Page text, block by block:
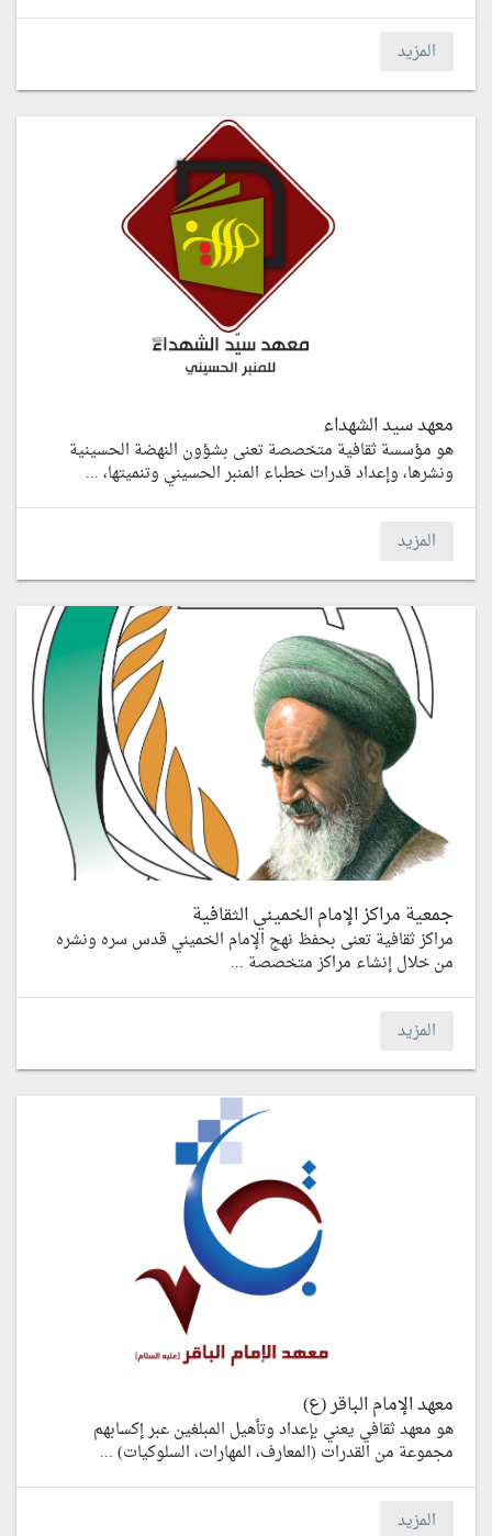
المزيد
معهد سيد الشهداء
هو مؤسسة ثقافية متخصصة تعنى بشؤون النهضة الحسينية
ونشرها، وإعداد قدرات خطباء المنبر الحسيني وتنميتها، ...
المزيد
جمعية مراكز الإمام الخميني الثقافية
مراكز ثقافية تعنى بحفظ نهج الإمام الخميني قدس سره ونشره
من خلال إنشاء مراكز متخصصة ...
المزيد
معهد الإمام الباقر (ع)
هو معهد ثقافي يعني بإعداد وتأهيل المبلغين عبر إكسابهم
مجموعة من القدرات (المعارف، المهارات، السلوكيات) ...
المزيد